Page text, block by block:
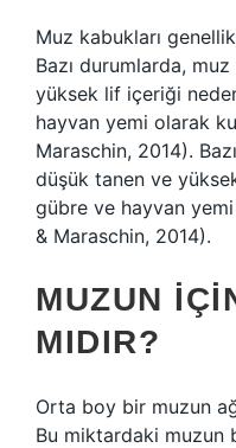
Muz kabukları
Bazı durumlarda,
yüksek lif içeriği
hayvan yemi olarak
Maraschin, 2014).
düşük tanen ve
gübre ve hayvan
& Maraschin, 2014).
MUZUN
MIDIR?
Orta boy bir muzun
Bu miktardaki muzun